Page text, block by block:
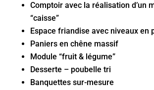
Comptoir avec la réalisation d’un
“caisse”
Espace friandise avec niveaux en
Paniers en chêne massif
Module “fruit & légume”
Desserte – poubelle tri
Banquettes sur-mesure